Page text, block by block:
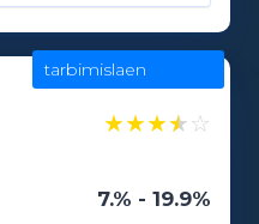
★★★★☆
7.% - 19.9%
tarbimislaen